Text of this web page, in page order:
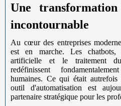
Une
incontournable
Au cœur des entreprises
est en marche. Les chatbots,
artificielle et le traitement
redéfinissent
humaines. Ce qui était
outil d'automatisation est
partenaire stratégique pour les